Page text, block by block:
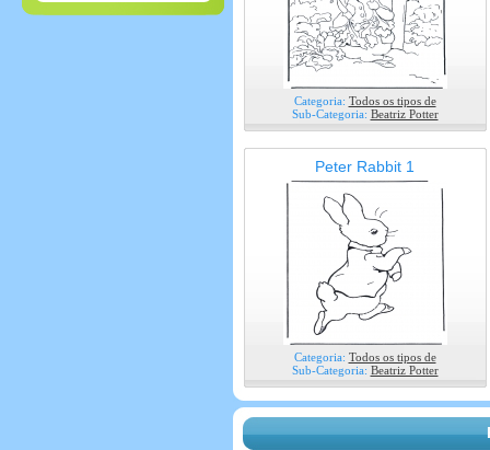
Categoria: Todos os tipos de
Sub-Categoria: Beatriz Potter
Peter Rabbit 1
Categoria: Todos os tipos de
Sub-Categoria: Beatriz Potter